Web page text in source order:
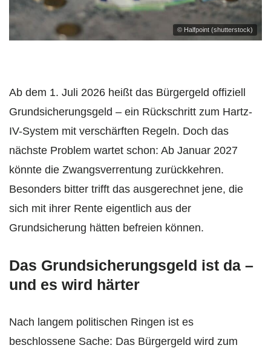
© Halfpoint (shutterstock)
Ab dem 1. Juli 2026 heißt das Bürgergeld offiziell
Grundsicherungsgeld – ein Rückschritt zum Hartz-
IV-System mit verschärften Regeln. Doch das
nächste Problem wartet schon: Ab Januar 2027
könnte die Zwangsverrentung zurückkehren.
Besonders bitter trifft das ausgerechnet jene, die
sich mit ihrer Rente eigentlich aus der
Grundsicherung hätten befreien können.
Das Grundsicherungsgeld ist da –
und es wird härter
Nach langem politischen Ringen ist es
beschlossene Sache: Das Bürgergeld wird zum